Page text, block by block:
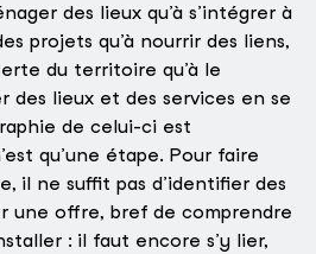
des lieux qu’à s’intégrer à
projets qu’à nourrir des liens,
du territoire qu’à le
des lieux et des services en se
de celui-ci est
qu’une étape. Pour faire
il ne suffit pas d’identifier des
une offre, bref de comprendre
: il faut encore s’y lier,